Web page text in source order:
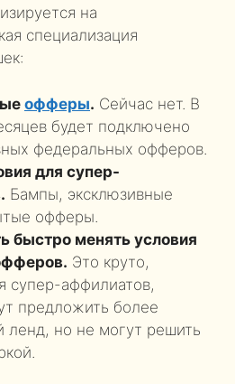
на
специализация
офферы. Сейчас нет. В
будет подключено
федеральных офферов.
для супер-
Бампы, эксклюзивные
офферы.
быстро менять условия
Это круто,
супер-аффилиатов,
предложить более
ленд, но не могут решить